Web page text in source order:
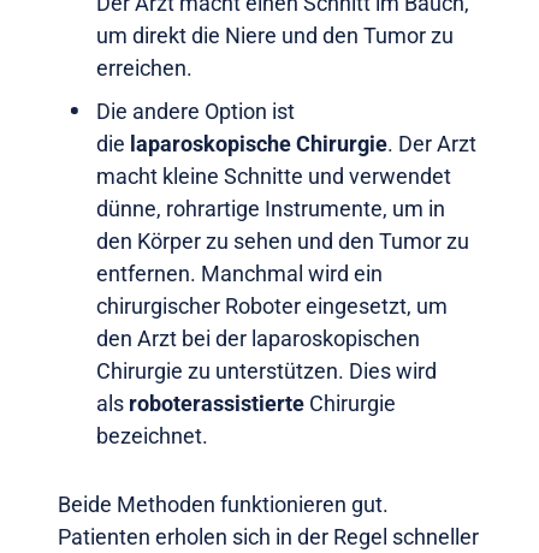
um direkt die Niere und den Tumor zu
erreichen.
Die andere Option ist
die laparoskopische Chirurgie. Der Arzt
macht kleine Schnitte und verwendet
dünne, rohrartige Instrumente, um in
den Körper zu sehen und den Tumor zu
entfernen. Manchmal wird ein
chirurgischer Roboter eingesetzt, um
den Arzt bei der laparoskopischen
Chirurgie zu unterstützen. Dies wird
als roboterassistierte Chirurgie
bezeichnet.
Beide Methoden funktionieren gut.
Patienten erholen sich in der Regel schneller